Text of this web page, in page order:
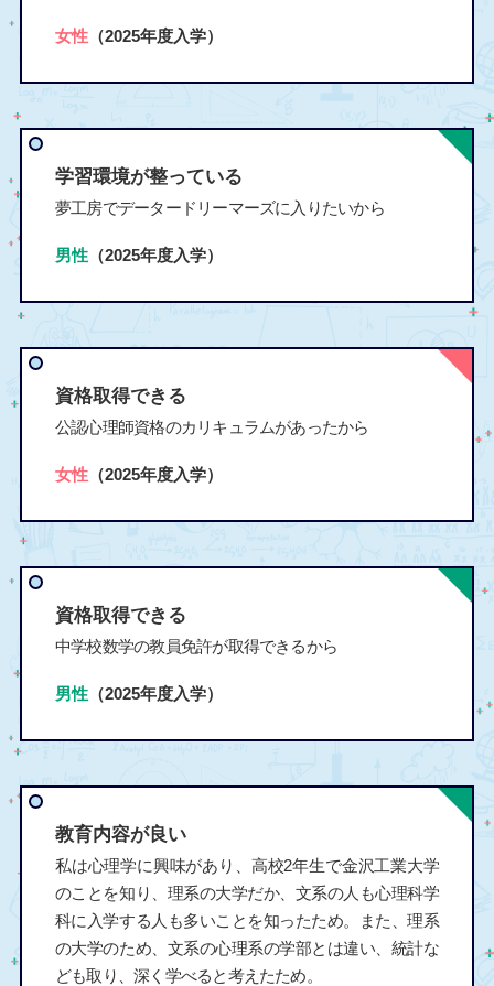
女性（2025年度入学）
学習環境が整っている
夢工房でデータードリーマーズに入りたいから
男性（2025年度入学）
資格取得できる
公認心理師資格のカリキュラムがあったから
女性（2025年度入学）
資格取得できる
中学校数学の教員免許が取得できるから
男性（2025年度入学）
教育内容が良い
私は心理学に興味があり、高校2年生で金沢工業大学
のことを知り、理系の大学だか、文系の人も心理科学
科に入学する人も多いことを知ったため。また、理系
の大学のため、文系の心理系の学部とは違い、統計な
ども取り、深く学べると考えたため。